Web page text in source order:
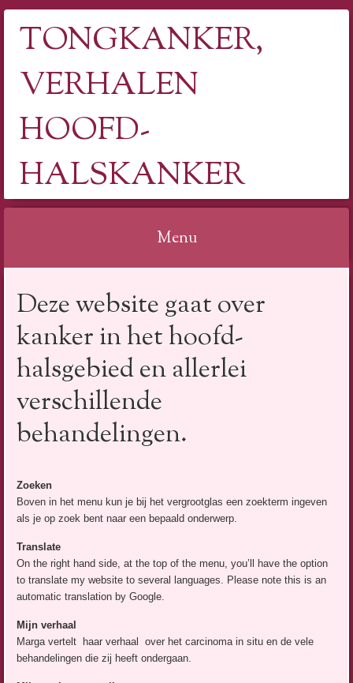
TONGKANKER,
VERHALEN
HOOFD-
HALSKANKER
Menu
inhoud
Deze website gaat over
kanker in het hoofd-
halsgebied en allerlei
verschillende
behandelingen.
Zoeken
Boven in het menu kun je bij het vergrootglas een zoekterm ingeven
als je op zoek bent naar een bepaald onderwerp.
Translate
On the right hand side, at the top of the menu, you’ll have the option
to translate my website to several languages. Please note this is an
automatic translation by Google.
Mijn verhaal
Marga vertelt haar verhaal over het carcinoma in situ en de vele
behandelingen die zij heeft ondergaan.